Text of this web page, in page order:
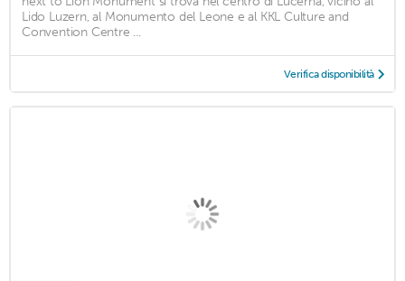
Lido Luzern, al Monumento del Leone e al KKL Culture and
Convention Centre ...
Verifica disponibilità